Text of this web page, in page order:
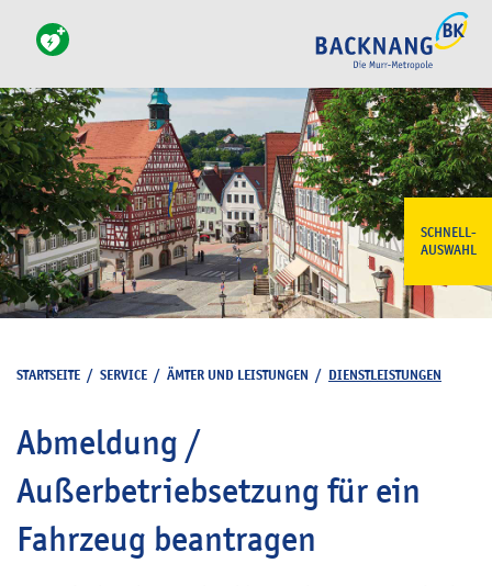
SCHNELL-
AUSWAHL
STARTSEITE / SERVICE / ÄMTER UND LEISTUNGEN / DIENSTLEISTUNGEN
Abmeldung /
Außerbetriebsetzung für ein
Fahrzeug beantragen